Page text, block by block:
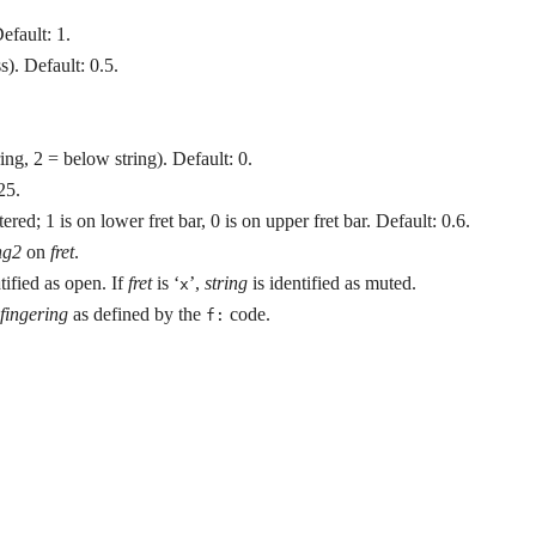
1.
Default: 0.5.
2 = below string). Default: 0.
1 is on lower fret bar, 0 is on upper fret bar. Default: 0.6.
on fret.
as open. Iffretis ‘x’, string is identified as muted.
fingering as defined by the f: code.